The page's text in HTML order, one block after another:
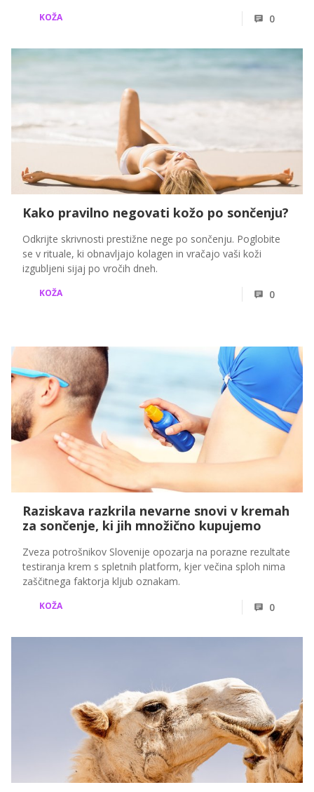
na kožo delujeta povsem drugače, zato tudi nega po
KOŽA 0
Kako pravilno negovati kožo po sončenju?
Odkrijte skrivnosti prestižne nege po sončenju. Poglobite
se v rituale, ki obnavljajo kolagen in vračajo vaši koži
izgubljeni sijaj po vročih dneh.
KOŽA 0
Raziskava razkrila nevarne snovi v kremah
za sončenje, ki jih množično kupujemo
Zveza potrošnikov Slovenije opozarja na porazne rezultate
testiranja krem s spletnih platform, kjer večina sploh nima
zaščitnega faktorja kljub oznakam.
KOŽA 0